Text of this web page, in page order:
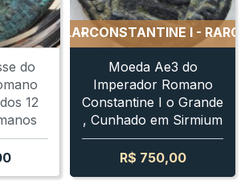
do
12
CONSTANTINE I - RARO
Moeda Ae3 do
Imperador Romano
Constantine I o Grande
, Cunhado em Sirmium
R$ 750,00